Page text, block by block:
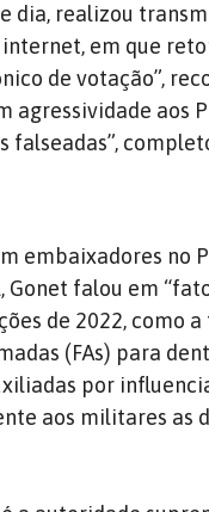
dia, realizou
em que
de votação”,
aos
embaixadores no
falou em
de 2022, como
(FAs) para
por
aos militares as